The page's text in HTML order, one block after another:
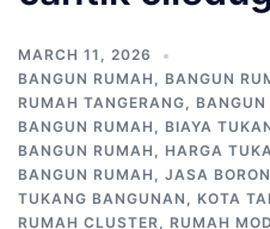
MARCH 11, 2026
BANGUN RUMAH , BANGUN
RUMAH TANGERANG, BANGUN
BANGUN RUMAH , BIAYA
BANGUN RUMAH , HARGA
BANGUN RUMAH , JASA
TUKANG BANGUNAN , KOTA
RUMAH CLUSTER, RUMAH